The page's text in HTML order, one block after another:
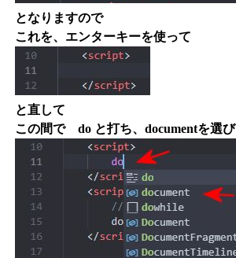
となりますので
これを、エンターキーを使って
と直して
この間で do と打ち、documentを選び